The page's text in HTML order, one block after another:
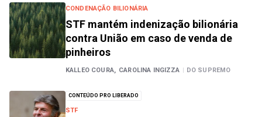
CONDENAÇÃO BILIONÁRIA
STF mantém indenização bilionária
contra União em caso de venda de
pinheiros
KALLEO COURA, CAROLINA INGIZZA | DO SUPREMO
CONTEÚDO PRO LIBERADO
STF